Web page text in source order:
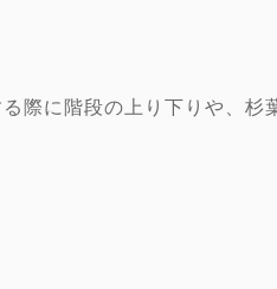
に階段の上り下りや、杉